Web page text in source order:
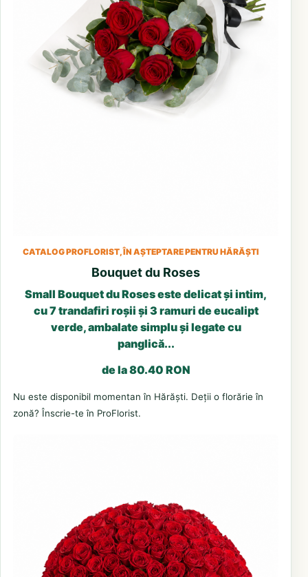
CATALOG PROFLORIST, ÎN AȘTEPTARE PENTRU HĂRĂȘTI
Bouquet du Roses
Small Bouquet du Roses este delicat și intim,
cu 7 trandafiri roșii și 3 ramuri de eucalipt
verde, ambalate simplu și legate cu
panglică...
de la 80.40 RON
Nu este disponibil momentan în Hărăști. Deții o florărie în
zonă? Înscrie-te în ProFlorist.